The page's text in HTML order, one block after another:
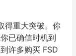
得重大突破。你
已确信时机到
许多购买 FSD